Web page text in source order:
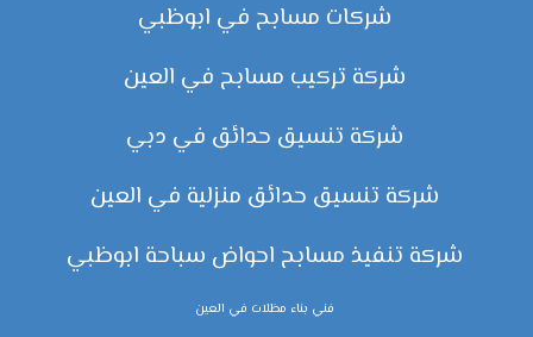
شركات مسابح في ابوظبي
شركة تركيب مسابح في العين
شركة تنسيق حدائق في دبي
شركة تنسيق حدائق منزلية في العين
شركة تنفيذ مسابح احواض سباحة ابوظبي
فني بناء مظلات في العين